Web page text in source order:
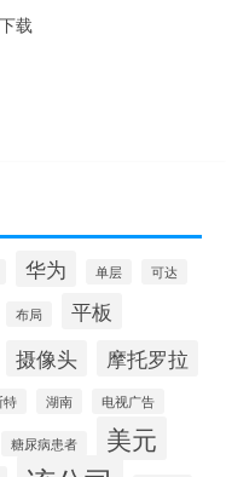
华为 单层 可达
布局 平板
摄像头 摩托罗拉
特 湖南 电视广告
糖尿病患者 美元